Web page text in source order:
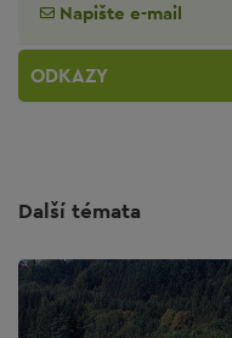
Napište e-mail
ODKAZY
Další témata